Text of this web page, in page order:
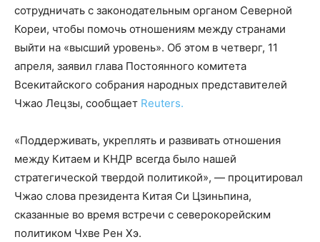
сотрудничать с законодательным органом Северной
Кореи, чтобы помочь отношениям между странами
выйти на «высший уровень». Об этом в четверг, 11
апреля, заявил глава Постоянного комитета
Всекитайского собрания народных представителей
Чжао Лецзы, сообщает Reuters.
«Поддерживать, укреплять и развивать отношения
между Китаем и КНДР всегда было нашей
стратегической твердой политикой», — процитировал
Чжао слова президента Китая Си Цзиньпина,
сказанные во время встречи с северокорейским
политиком Чхве Рен Хэ.